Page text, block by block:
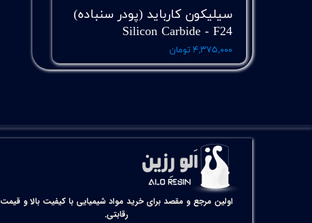
سیلیکون کارباید (پودر سنباده)
Silicon Carbide - F24
۴,۳۷۵,۰۰۰ تومان
اولین مرجع و مقصد برای خرید مواد شیمیایی با کیفیت بالا و قیمت
رقابتی.